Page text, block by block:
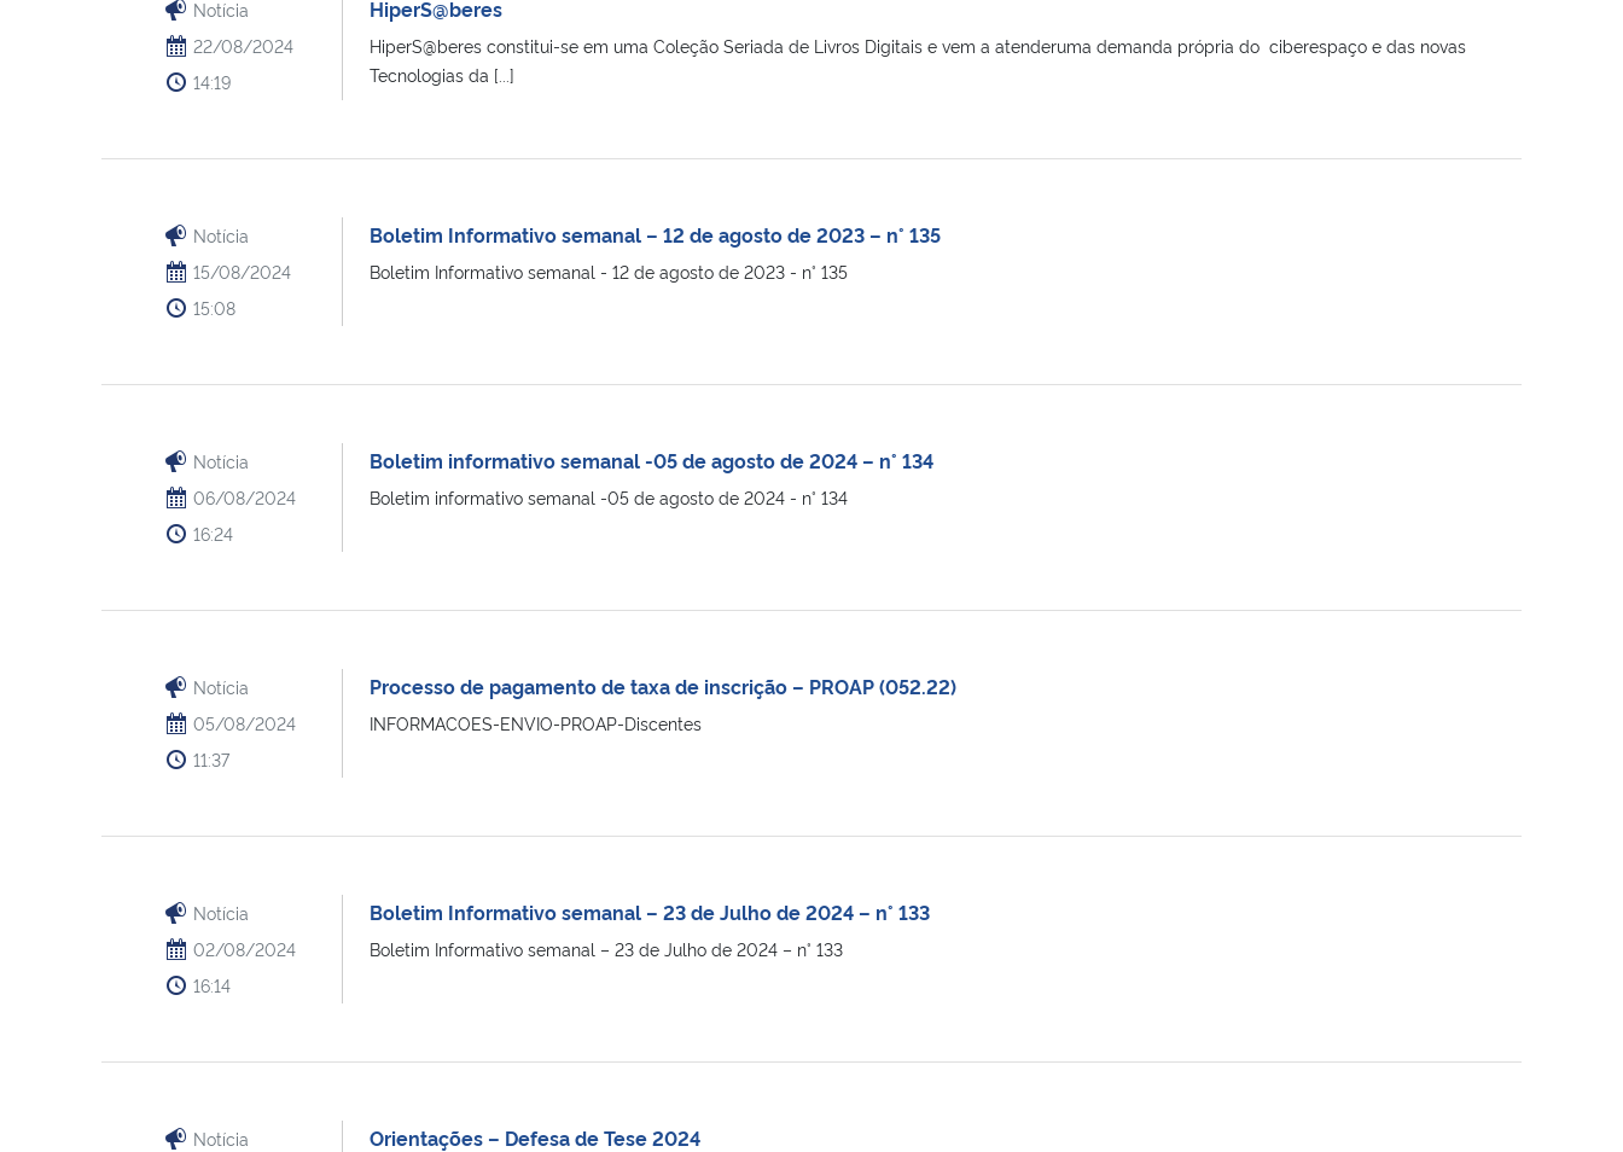
Notícia
22/08/2024
14:19
HiperS@beres
HiperS@beres constitui-se em uma Coleção Seriada de Livros Digitais e vem a atenderuma demanda própria do ciberespaço e das novas
Tecnologias da [...]
Notícia
15/08/2024
15:08
Boletim Informativo semanal – 12 de agosto de 2023 – n° 135
Boletim Informativo semanal - 12 de agosto de 2023 - n° 135
Notícia
06/08/2024
16:24
Boletim informativo semanal -05 de agosto de 2024 – n° 134
Boletim informativo semanal -05 de agosto de 2024 - n° 134
Notícia
05/08/2024
11:37
Processo de pagamento de taxa de inscrição – PROAP (052.22)
INFORMACOES-ENVIO-PROAP-Discentes
Notícia
02/08/2024
16:14
Boletim Informativo semanal – 23 de Julho de 2024 – n° 133
Boletim Informativo semanal – 23 de Julho de 2024 – n° 133
Notícia
Orientações – Defesa de Tese 2024